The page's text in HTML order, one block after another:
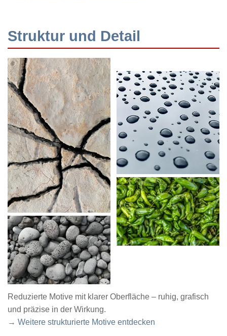
Struktur und Detail
Reduzierte Motive mit klarer Oberfläche – ruhig, grafisch
und präzise in der Wirkung.
→ Weitere strukturierte Motive entdecken